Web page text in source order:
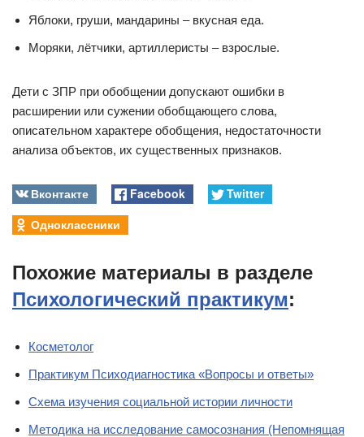
Яблоки, груши, мандарины – вкусная еда.
Моряки, лётчики, артиллеристы – взрослые.
Дети с ЗПР при обобщении допускают ошибки в
расширении или сужении обобщающего слова,
описательном характере обобщения, недостаточности
анализа объектов, их существенных признаков.
Вконтакте Facebook
Twitter
Одноклассники
Похожие материалы в разделе
Психологический практикум:
Косметолог
Практикум Психодиагностика «Вопросы и ответы»
Схема изучения социальной истории личности
Методика на исследование самосознания (Непомнящая